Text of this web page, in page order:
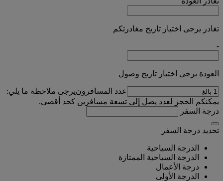
تغادر يرجى اختيار تاريخ مغادرتكم
-
العودة يرجى اختيار تاريخ وصول
عدد المسافرونيرجى ملاحظة ما يلي:
يمكنكم الحجز لعدد يصل إلى تسعة مسافرين كحد أقصى.
درجة السفر
تحديد درجة السفر
الدرجة السياحية
الدرجة السياحية الممتازة
درجة الأعمال
الدرجة الأولى